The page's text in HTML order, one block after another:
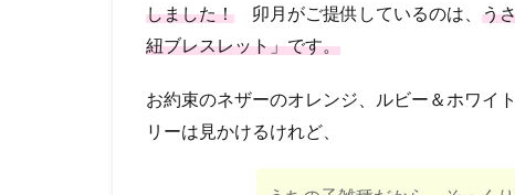
しました！ 卯月がご提供しているのは、 う
紐ブレスレット」です。
お約束のネザーのオレンジ、ルビー＆ホワイ
リーは見かけるけれど、